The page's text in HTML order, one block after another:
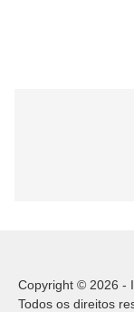
Copyright © 2026 -
Todos os direitos